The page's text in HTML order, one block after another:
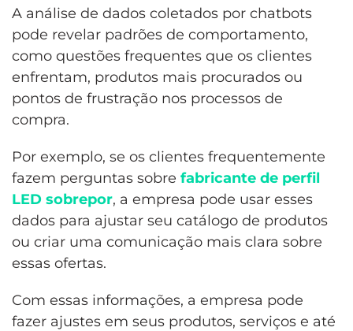
A análise de dados coletados por chatbots
pode revelar padrões de comportamento,
como questões frequentes que os clientes
enfrentam, produtos mais procurados ou
pontos de frustração nos processos de
compra.
Por exemplo, se os clientes frequentemente
fazem perguntas sobre fabricante de perfil
LED sobrepor, a empresa pode usar esses
dados para ajustar seu catálogo de produtos
ou criar uma comunicação mais clara sobre
essas ofertas.
Com essas informações, a empresa pode
fazer ajustes em seus produtos, serviços e até